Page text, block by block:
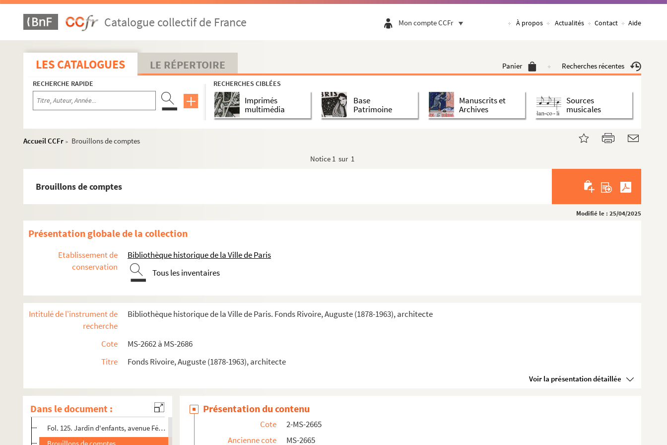
Catalogue collectif de France Mon compte CCFr À propos Actualités Contact Aide
LES CATALOGUES LE RÉPERTOIRE Panier Recherches récentes
RECHERCHE RAPIDE RECHERCHES CIBLÉES
Imprimés
multimédia
Base
Patrimoine
Manuscrits et
Archives
Sources
musicales
Accueil CCFr >
Brouillons de comptes
Notice 1 sur 1
Brouillons de comptes
Modifié le : 25/04/2025
Présentation globale de la collection
Etablissement de
conservation
Bibliothèque historique de la Ville de Paris
Tous les inventaires
Intitulé de l'instrument de
recherche
Bibliothèque historique de la Ville de Paris. Fonds Rivoire, Auguste (1878-1963), architecte
Cote
MS-2662 à MS-2686
Titre
Fonds Rivoire, Auguste (1878-1963), architecte
Voir la présentation détaillée
Dans le document :
4-MS-2662. Documents relatifs à l'Asile temporaire, 71 avenue Félix Faure, Paris XVe
4-MS-2664. Documents relatifs à la garderie-jardin d'enfants Solidarité, 3 rue de la Solidarité, Paris XIXe
2-MS-2665. Documents relatifs à divers établissements
Fol. 55. Comptes
Fol. 86. Correspondance d'Auguste Rivoire avec la présidente de l'école, madame Baschet
Fol. 125. Jardin d'enfants, avenue Félix-Faure : mémoires de travaux
Présentation du contenu
Cote
2-MS-2665
Ancienne cote
MS-2665